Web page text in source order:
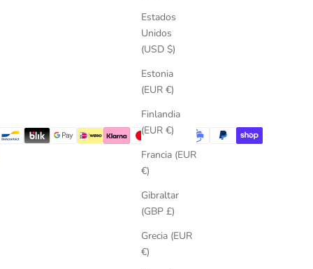
Estados
Unidos
(USD $)
Estonia
(EUR €)
Finlandia
(EUR €)
Francia (EUR
€)
Gibraltar
(GBP £)
Grecia (EUR
€)